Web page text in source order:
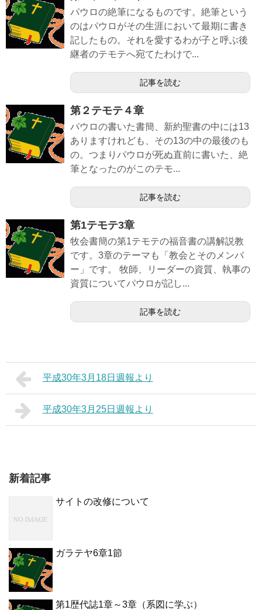
パウロの絶筆になるものです。絶筆という
のはパウロがその生涯において最期に書き
記したもの。それを愛するわが子と呼ぶ後
継者のテモテへ宛てたわけで...
記事を読む
第２テモテ４章
パウロの書いた書簡、新約聖書の中には13
ありますけれども、その13の中の最後のも
の。つまりパウロが死ぬ直前に書いた、絶
筆となったのがこのテモ...
記事を読む
第1テモテ3章
牧会書簡の第1テモテの福音書の講解説教
です。3章のテーマも「教会とそのメンバ
ー」です。 牧師、リーダーの資質、執事の
資質についてパウロが記し...
記事を読む
平成30年3月18日週報より
平成30年3月25日週報より
新着記事
サイトの改修について
ガラテヤ6章1節
第1歴代誌1章～3章（系図に学ぶ）